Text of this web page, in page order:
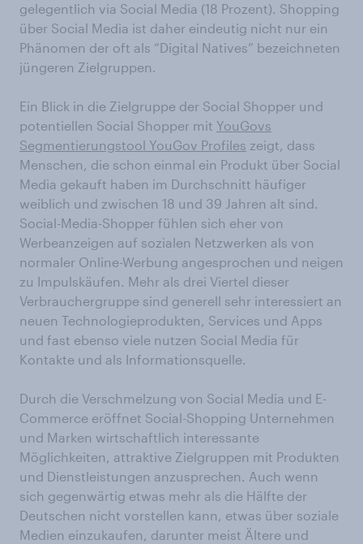
gelegentlich via Social Media (18 Prozent). Shopping
über Social Media ist daher eindeutig nicht nur ein
Phänomen der oft als “Digital Natives” bezeichneten
jüngeren Zielgruppen.
Ein Blick in die Zielgruppe der Social Shopper und
potentiellen Social Shopper mit YouGovs
Segmentierungstool YouGov Profiles zeigt, dass
Menschen, die schon einmal ein Produkt über Social
Media gekauft haben im Durchschnitt häufiger
weiblich und zwischen 18 und 39 Jahren alt sind.
Social-Media-Shopper fühlen sich eher von
Werbeanzeigen auf sozialen Netzwerken als von
normaler Online-Werbung angesprochen und neigen
zu Impulskäufen. Mehr als drei Viertel dieser
Verbrauchergruppe sind generell sehr interessiert an
neuen Technologieprodukten, Services und Apps
und fast ebenso viele nutzen Social Media für
Kontakte und als Informationsquelle.
Durch die Verschmelzung von Social Media und E-
Commerce eröffnet Social-Shopping Unternehmen
und Marken wirtschaftlich interessante
Möglichkeiten, attraktive Zielgruppen mit Produkten
und Dienstleistungen anzusprechen. Auch wenn
sich gegenwärtig etwas mehr als die Hälfte der
Deutschen nicht vorstellen kann, etwas über soziale
Medien einzukaufen, darunter meist Ältere und